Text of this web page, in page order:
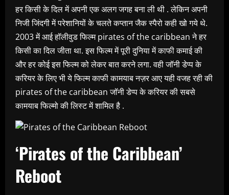
हर किसी के दिल में अपनी एक अलग जगह बना ली थी . लेकिन अपनी
निजी जिंदगी में परेशानियों के चलते कप्तान जैक स्पैरो कही खो गये थे.
2003 में आई हॉलीवुड फिल्म pirates of the caribbean ने हर
किसी का दिल जीता था. इस फिल्म में पूरी दुनिया में काफी कमाई की
और हर कोई इस फिल्म को लेकर बात करने लगा. वही जॉनी डेप्प के
करियर के लिए भी ये फिल्म काफी कामयाब नज़र आए यही वजह रही की
pirates of the caribbean जॉनी डेप्प के करियर की सबसे
कामयाब फिल्मो की लिस्ट में शामिल है .
‘Pirates of the Caribbean’
Reboot